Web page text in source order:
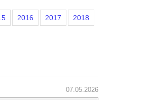
2016 2017 2018
07.05.2026